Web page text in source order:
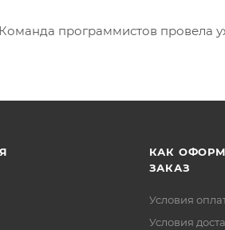
программистов провела
КАК
ЗАКАЗ
Условия
Условия